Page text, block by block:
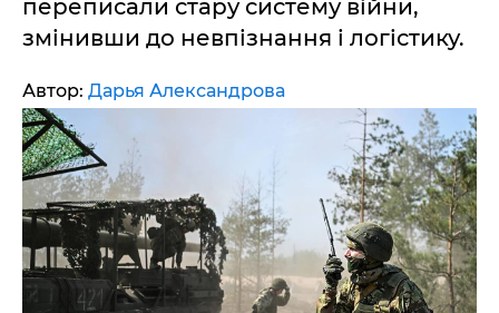
переписали стару систему війни,
змінивши до невпізнання і логістику.
Автор: Дарья Александрова